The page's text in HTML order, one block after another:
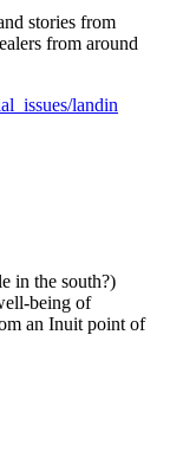
stories from
from around
landin
in the south?)
being of
an Inuit point of